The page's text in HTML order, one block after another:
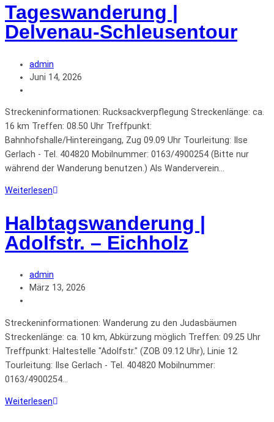
Tageswanderung |
Delvenau-Schleusentour
admin
Juni 14, 2026
Streckeninformationen: Rucksackverpflegung Streckenlänge: ca.
16 km Treffen: 08.50 Uhr Treffpunkt:
Bahnhofshalle/Hintereingang, Zug 09.09 Uhr Tourleitung: Ilse
Gerlach - Tel. 404820 Mobilnummer: 0163/4900254 (Bitte nur
während der Wanderung benutzen.) Als Wanderverein…
Weiterlesen
Halbtagswanderung |
Adolfstr. – Eichholz
admin
März 13, 2026
Streckeninformationen: Wanderung zu den Judasbäumen
Streckenlänge: ca. 10 km, Abkürzung möglich Treffen: 09.25 Uhr
Treffpunkt: Haltestelle "Adolfstr." (ZOB 09.12 Uhr), Linie 12
Tourleitung: Ilse Gerlach - Tel. 404820 Mobilnummer:
0163/4900254…
Weiterlesen